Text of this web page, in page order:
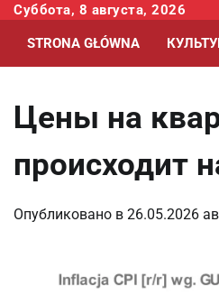
Перейти
содержимому
Суббота, 8 августа, 2026
STRONA GŁÓWNA
Цены на
происходит
Опубликовано в 26.05.2026